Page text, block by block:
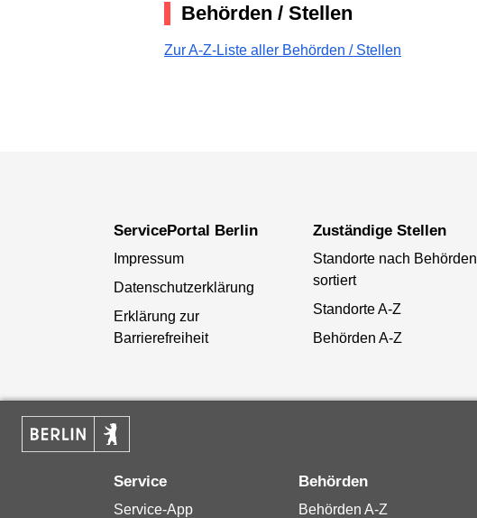
Behörden / Stellen
Zur A-Z-Liste aller Behörden / Stellen
ServicePortal Berlin
Impressum
Datenschutzerklärung
Erklärung zur
Barrierefreiheit
Zuständige Stellen
Standorte nach Behörden
sortiert
Standorte A-Z
Behörden A-Z
Service
Service-App
Behörden
Behörden A-Z